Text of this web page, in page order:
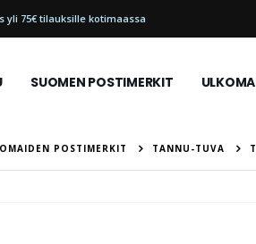
yli 75€ tilauksille kotimaassa
SUOMEN POSTIMERKIT
POSTIMERKIT TANNU-TUVA